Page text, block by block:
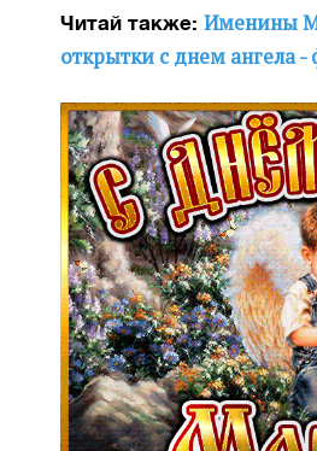
Читай также:Именины
открытки с днем ангела -